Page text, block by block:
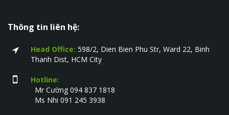
Thông tin liên hệ:
Head Office: 598/2, Dien Bien Phu Str, Ward 22, Binh
Thanh Dist, HCM City
Hotline:
Mr Cường 094 837 1818
Ms Nhi 091 245 3938